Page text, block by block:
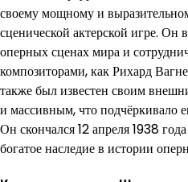
своему мощному и
сценической актерской игре.
оперных сценах мира и
композиторами, как Рихард
также был известен своим
и массивным, что подчёркивало
Он скончался 12 апреля 1938
богатое наследие в истории